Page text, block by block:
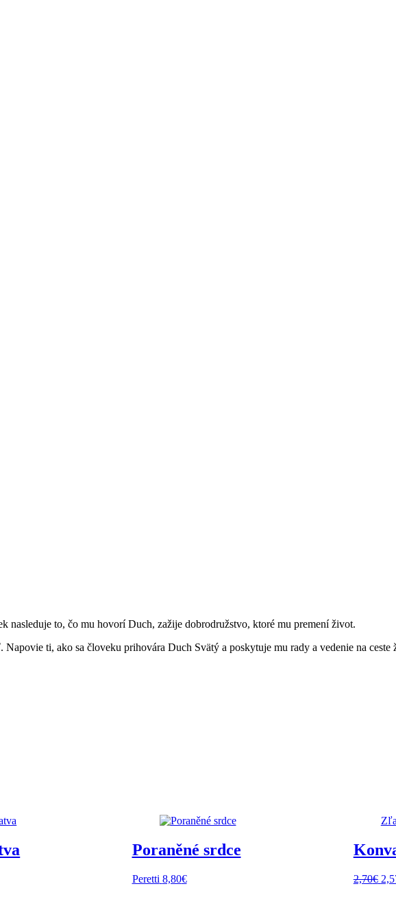
nasleduje to, čo mu hovorí Duch, zažije dobrodružstvo, ktoré mu premení život.
ti, ako sa človeku prihovára Duch Svätý a poskytuje mu rady a vedenie na ceste
Poraněné srdce
Peretti 8,80€ 2,70€